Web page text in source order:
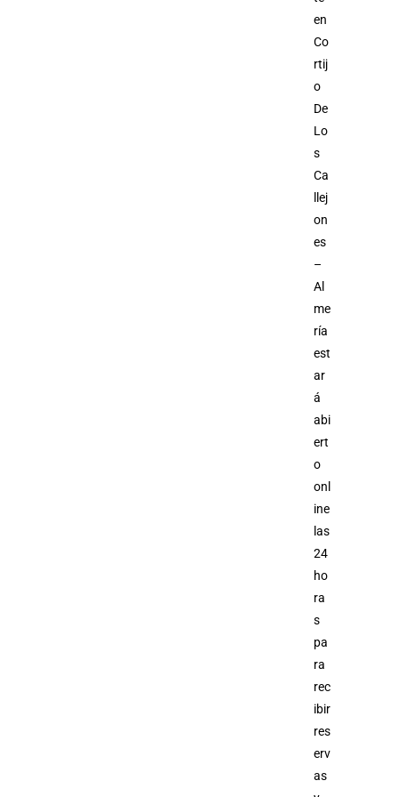
en
Co
rtij
o
De
Lo
s
Ca
llej
on
es
–
Al
me
ría
est
ar
á
abi
ert
o
onl
ine
las
24
ho
ra
s
pa
ra
rec
ibir
res
erv
as